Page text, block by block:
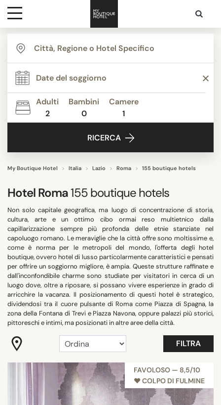
Destinazioni
Ispirazione
Contatti
Adulti
2
Bambini
0
Camere
1
RICERCA
My Boutique Hotel Italia Lazio Roma 155 boutique hotels
HotelRoma155boutique hotels
Non solo capitale geografica, ma luogo di concentrazione di storia,
cultura, arte e un ottimo cibo ormai reso multietnico dalla
capillarizzazione sempre più profonda delle etnie stanziate nel
capoluogo romano. Le meraviglie che la città offre sono moltissime e,
come è norma per le metropoli del mondo, l'offerta degli hotel
boutique, ovvero hotel di lusso particolarmente caratteristici e pensati
per offrire un soggiorno migliore, è ampia. Queste strutture raffinate e
dall'inconfondibile charme sono studiate per visitatori in cerca di un
luogo dove, oltre a riposare, si possano vivere esperienze in grado di
arricchire la vacanza. Il posizionamento di questi hotel è strategico,
dividendosi tra il cuore pulsante di Roma come Piazza di Spagna, la
zona della Fontana di Trevi e Piazza Navona, oppure palazzi più storici,
pittoreschi e intimi, ma posizionati in altre aree della città.
FILTRA
THEMI
STILE STRUTTURA
STELLE
PUNTEGGIO MEDIO
QUARTIERI
RICERCA
FAVOLOSO — 8,5/10
♥︎ COLPO DI FULMINE